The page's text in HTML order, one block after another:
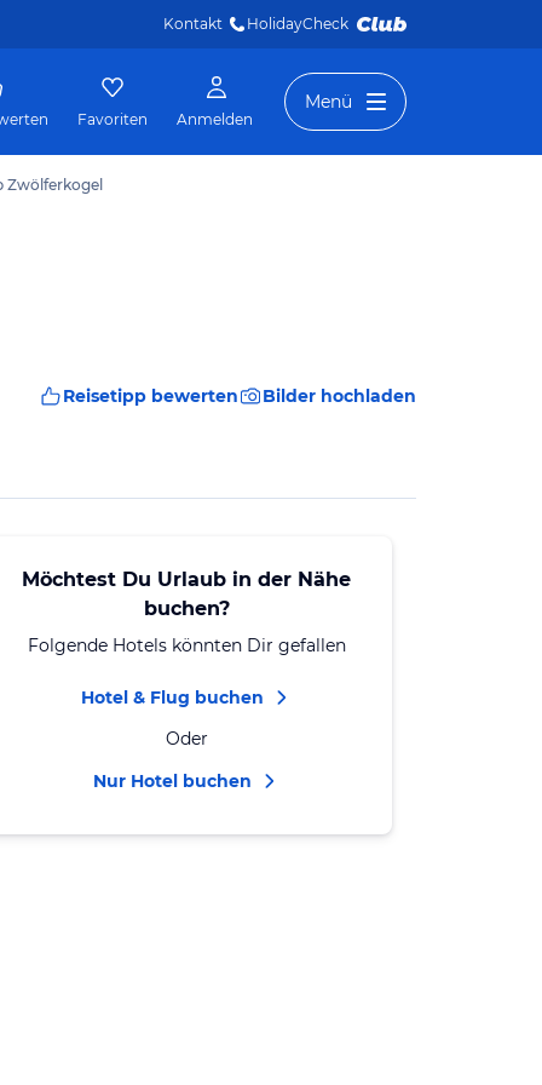
Kontakt HolidayCheck
Favoriten Anmelden
Menü
Zwölferkogel
Reisetipp bewerten Bilder hochladen
Möchtest Du Urlaub in der Nähe
buchen?
Folgende Hotels könnten Dir gefallen
Hotel & Flug buchen
Oder
Nur Hotel buchen